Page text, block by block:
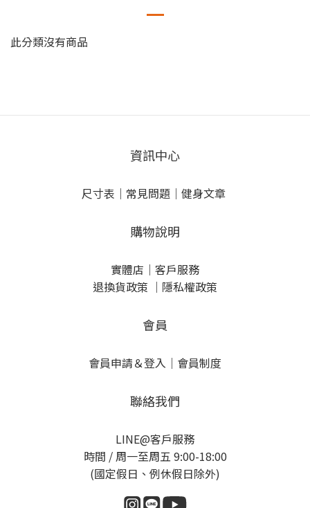
此分類沒有商品
資訊中心
尺寸表 ｜ 常見問題 ｜ 健身文章
購物說明
實體店 ｜ 客戶服務
退換貨政策 ｜ 隱私權政策
會員
會員申請＆登入 ｜ 會員制度
聯絡我們
LINE@客戶服務
時間 / 周一至周五 9:00-18:00
(國定假日、例休假日除外)